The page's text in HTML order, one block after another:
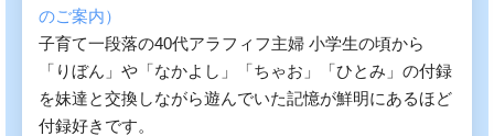
のご案内）
子育て一段落の40代アラフィフ主婦 小学生の頃から
「りぼん」や「なかよし」「ちゃお」「ひとみ」の付録
を妹達と交換しながら遊んでいた記憶が鮮明にあるほど
付録好きです。